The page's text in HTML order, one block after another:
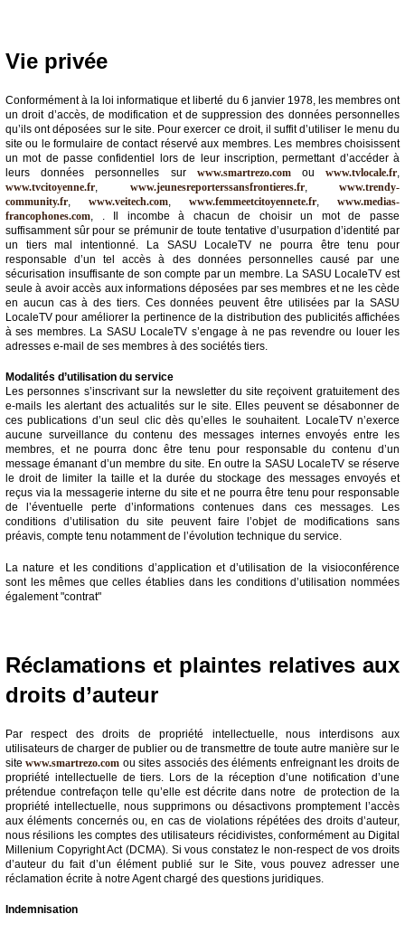
Vie privée
Conformément à la loi informatique et liberté du 6 janvier 1978, les membres ont
un droit d’accès, de modification et de suppression des données personnelles
qu’ils ont déposées sur le site. Pour exercer ce droit, il suffit d’utiliser le menu du
site ou le formulaire de contact réservé aux membres. Les membres choisissent
un mot de passe confidentiel lors de leur inscription, permettant d’accéder à
leurs données personnelles sur www.smartrezo.comouwww.tvlocale.fr
www.tvcitoyenne.fr
www.jeunesreporterssansfrontieres.fr, www.trendy-
community.fr
www.veitech.com www.femmeetcitoyennete.fr
www.medias-
francophones.com , . Il incombe à chacun de choisir un mot de passe
suffisamment sûr pour se prémunir de toute tentative d’usurpation d’identité par
un tiers mal intentionné. La SASU LocaleTV ne pourra être tenu pour
responsable d’un tel accès à des données personnelles causé par une
sécurisation insuffisante de son compte par un membre. La SASU LocaleTV est
seule à avoir accès aux informations déposées par ses membres et ne les cède
en aucun cas à des tiers. Ces données peuvent être utilisées par la SASU
LocaleTV pour améliorer la pertinence de la distribution des publicités affichées
à ses membres. La SASU LocaleTV s’engage à ne pas revendre ou louer les
adresses e-mail de ses membres à des sociétés tiers.
Modalités d’utilisation du service
Les personnes s’inscrivant sur la newsletter du site reçoivent gratuitement des
e-mails les alertant des actualités sur le site. Elles peuvent se désabonner de
ces publications d’un seul clic dès qu’elles le souhaitent. LocaleTV n’exerce
aucune surveillance du contenu des messages internes envoyés entre les
membres, et ne pourra donc être tenu pour responsable du contenu d’un
message émanant d’un membre du site. En outre la SASU LocaleTV se réserve
le droit de limiter la taille et la durée du stockage des messages envoyés et
reçus via la messagerie interne du site et ne pourra être tenu pour responsable
de l’éventuelle perte d’informations contenues dans ces messages. Les
conditions d’utilisation du site peuvent faire l’objet de modifications sans
préavis, compte tenu notamment de l’évolution technique du service.
La nature et les conditions d’application et d’utilisation de la visioconférence
sont les mêmes que celles établies dans les conditions d’utilisation nommées
également "contrat"
Réclamations et plaintes relatives aux
droits d’auteur
Par respect des droits de propriété intellectuelle, nous interdisons aux
utilisateurs de charger de publier ou de transmettre de toute autre manière sur le
sitewww.smartrezo.com ou sites associés des éléments enfreignant les droits de
propriété intellectuelle de tiers. Lors de la réception d’une notification d’une
prétendue contrefaçon telle qu’elle est décrite dans notre de protection de la
propriété intellectuelle, nous supprimons ou désactivons promptement l’accès
aux éléments concernés ou, en cas de violations répétées des droits d’auteur,
nous résilions les comptes des utilisateurs récidivistes, conformément au Digital
Millenium Copyright Act (DCMA). Si vous constatez le non-respect de vos droits
d’auteur du fait d’un élément publié sur le Site, vous pouvez adresser une
réclamation écrite à notre Agent chargé des questions juridiques.
Indemnisation